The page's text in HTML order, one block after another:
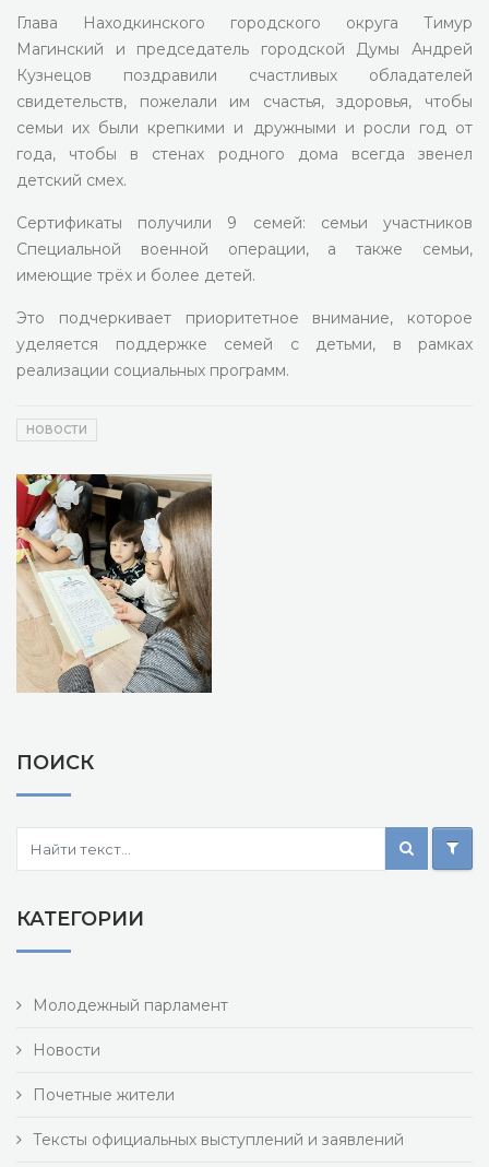
Глава Находкинского городского округа Тимур
Магинский и председатель городской Думы Андрей
Кузнецов поздравили счастливых обладателей
свидетельств, пожелали им счастья, здоровья, чтобы
семьи их были крепкими и дружными и росли год от
года, чтобы в стенах родного дома всегда звенел
детский смех.
Сертификаты получили 9 семей: семьи участников
Специальной военной операции, а также семьи,
имеющие трёх и более детей.
Это подчеркивает приоритетное внимание, которое
уделяется поддержке семей с детьми, в рамках
реализации социальных программ.
НОВОСТИ
ПОИСК
КАТЕГОРИИ
Молодежный парламент
Новости
Почетные жители
Тексты официальных выступлений и заявлений